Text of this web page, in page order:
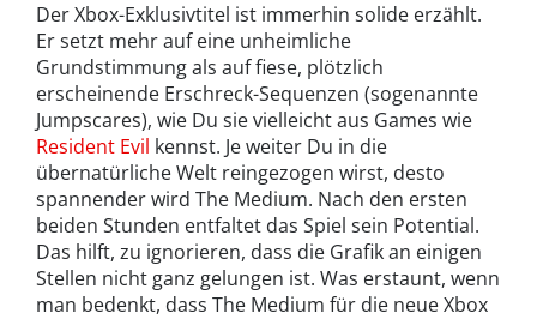
Der Xbox-Exklusivtitel ist immerhin solide erzählt.
Er setzt mehr auf eine unheimliche
Grundstimmung als auf fiese, plötzlich
erscheinende Erschreck-Sequenzen (sogenannte
Jumpscares), wie Du sie vielleicht aus Games wie
Resident Evil kennst. Je weiter Du in die
übernatürliche Welt reingezogen wirst, desto
spannender wird The Medium. Nach den ersten
beiden Stunden entfaltet das Spiel sein Potential.
Das hilft, zu ignorieren, dass die Grafik an einigen
Stellen nicht ganz gelungen ist. Was erstaunt, wenn
man bedenkt, dass The Medium für die neue Xbox